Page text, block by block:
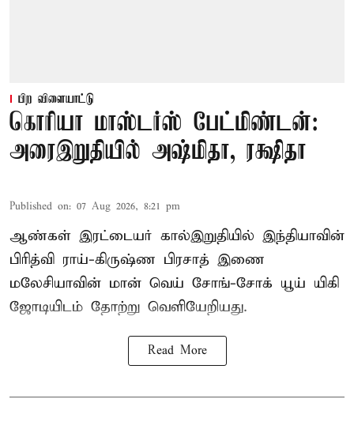
பிற விளையாட்டு
கொரியா மாஸ்டர்ஸ் பேட்மிண்டன்:
அரைஇறுதியில் அஷ்மிதா, ரக்ஷிதா
Published on: 07 Aug 2026, 8:21 pm
ஆண்கள் இரட்டையர் கால்இறுதியில் இந்தியாவின்
பிரித்வி ராய்-கிருஷ்ண பிரசாத் இணை
மலேசியாவின் மான் வெய் சோங்-சோக் யூய் யிகி
ஜோடியிடம் தோற்று வெளியேறியது.
Read More